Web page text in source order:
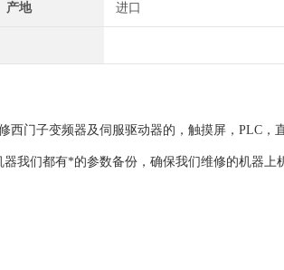
产地 进口
门子变频器及伺服驱动器的，触摸屏，PLC，
我们都有*的参数备份，确保我们维修的机器上